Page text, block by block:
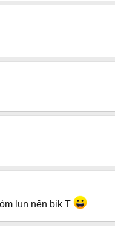
lun nên bik T